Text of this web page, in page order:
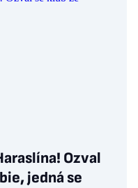
Ozval
jedná se